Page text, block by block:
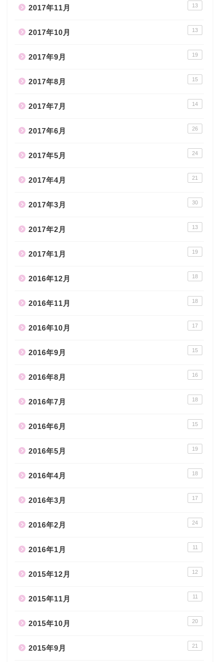
2017年11月 13
2017年10月 13
2017年9月 19
2017年8月 15
2017年7月 14
2017年6月 26
2017年5月 24
2017年4月 21
2017年3月 30
2017年2月 13
2017年1月 19
2016年12月 18
2016年11月 18
2016年10月 17
2016年9月 15
2016年8月 16
2016年7月 18
2016年6月 15
2016年5月 19
2016年4月 18
2016年3月 17
2016年2月 24
2016年1月 11
2015年12月 12
2015年11月 11
2015年10月 20
2015年9月 21